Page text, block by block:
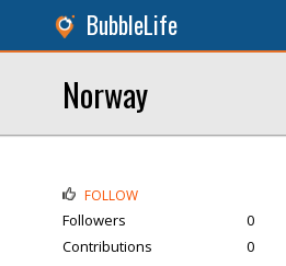
BubbleLife
Norway
FOLLOW
Followers
0
Contributions
0